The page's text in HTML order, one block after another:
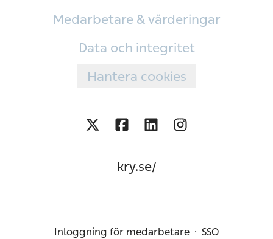
Medarbetare & värderingar
Data och integritet
Hantera cookies
kry.se/
Inloggning för medarbetare · SSO